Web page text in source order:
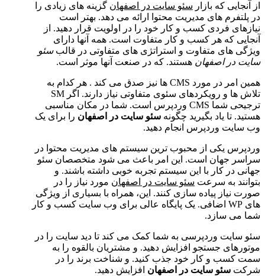
از آنجایی که بازار سئو سایت در اصفهان گزینه های زیادی را
در پلتفرم های مدیریت محتوا ارائه می دهد. بهتر است
نیازهای فردی کسب و کار خود را در اولویت قرار دهید. از
آنجایی که هر کسب و کار متفاوت است. همه آنها دارای
ویژگی های متفاوت و استراتژی های متفاوتی در قالبسئو
سایت در اصفهان هستند. که در صنعت آنها موثر است.
همین امر در مورد CMS ها نیز صدق می کند . هر کدام به
تلاش ها و رویکردهای سئوی متفاوتی نیاز دارند. اگر SM
ترجیحی شما CMS وردپرس است. شما در مکان مناسبی
هستید. تا یاد بگیرید چگونه سئو سایت در اصفهان را برای یک
وب سایت وردپرس انجام دهید.
وردپرس یکی از محبوب ترین سیستم های مدیریت محتوا در
سراسر جهان است. این امر باعث می شود متخصصان سئو
جهانی در کار با این سیستم تجربه خوبی داشته باشند. و
بتوانند به سرعت سئو سایت در اصفهان مورد نیاز را در
صورت نیاز پیاده سازی کنند. این، همراه با بسیاری از ویژگی
های WP اضافی. یک پایگاه عالی برای وب سایت کسب و کار
شما می سازد.
سئو سایت وردپرسی به شما کمک می کند تا دید سایت را در
موتورهای جستجو افزایش دهید. و مشتریان بالقوه را به
سمت کسب و کار خود جذب کنید. و شناخت برند را در
شرکت سئو سایت در اصفهان افزایش دهید.